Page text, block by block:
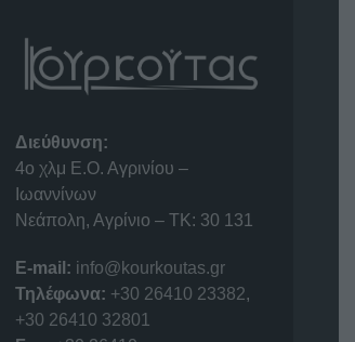
Διεύθυνση:
4o χλμ Ε.Ο. Αγρινίου –
Ιωαννίνων
Νεάπολη, Αγρίνιο – ΤΚ: 30 131
E-mail: info@kourkoutas.gr
Τηλέφωνα: +30 26410 23382,
+30 26410 32801